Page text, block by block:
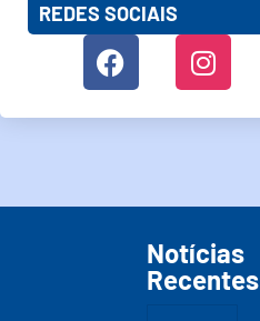
REDES SOCIAIS
Notícias
Recentes